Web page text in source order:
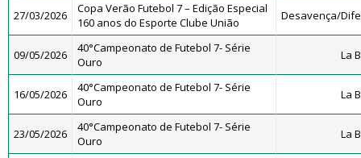
27/03/2026
Copa Verão Futebol 7 – Edição Especial
160 anos do Esporte Clube União
Desavença/
09/05/2026
40°Campeonato de Futebol 7- Série
Ouro
La
16/05/2026
40°Campeonato de Futebol 7- Série
Ouro
La
23/05/2026
40°Campeonato de Futebol 7- Série
Ouro
La